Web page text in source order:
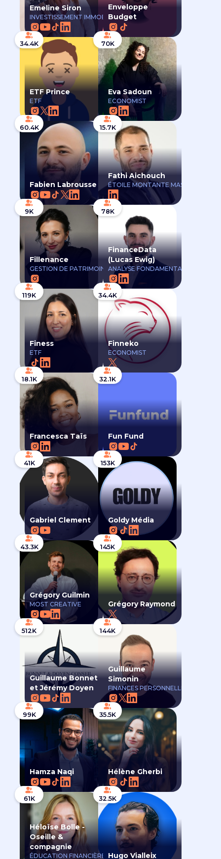
Emeline Siron
INVESTISSEMENT IMMOBILIER
Enveloppe
Budget
34.4K
ETF Prince
ETF
70K
Eva Sadoun
ECONOMIST
60.4K
Fabien Labrousse
15.7K
Fathi Aichouch
ÉTOILE MONTANTE MASCULINE
9K
Fillenance
GESTION DE PATRIMOINE
78K
FinanceData
(Lucas Ewig)
ANALYSE FONDAMENTALE
119K
Finess
ETF
34.4K
Finneko
ECONOMIST
18.1K
Francesca Taïs
32.1K
Fun Fund
41K
Gabriel Clement
153K
Goldy Média
43.3K
Grégory Guilmin
MOST CREATIVE
145K
Grégory Raymond
512K
Guillaume Bonnet
et Jérémy Doyen
144K
Guillaume
Simonin
FINANCES PERSONNELLES
99K
Hamza Naqi
35.5K
Hélène Gherbi
61K
Héloïse Bolle -
Oseille &
compagnie
ÉDUCATION FINANCIÈRE
32.5K
Hugo Vialleix